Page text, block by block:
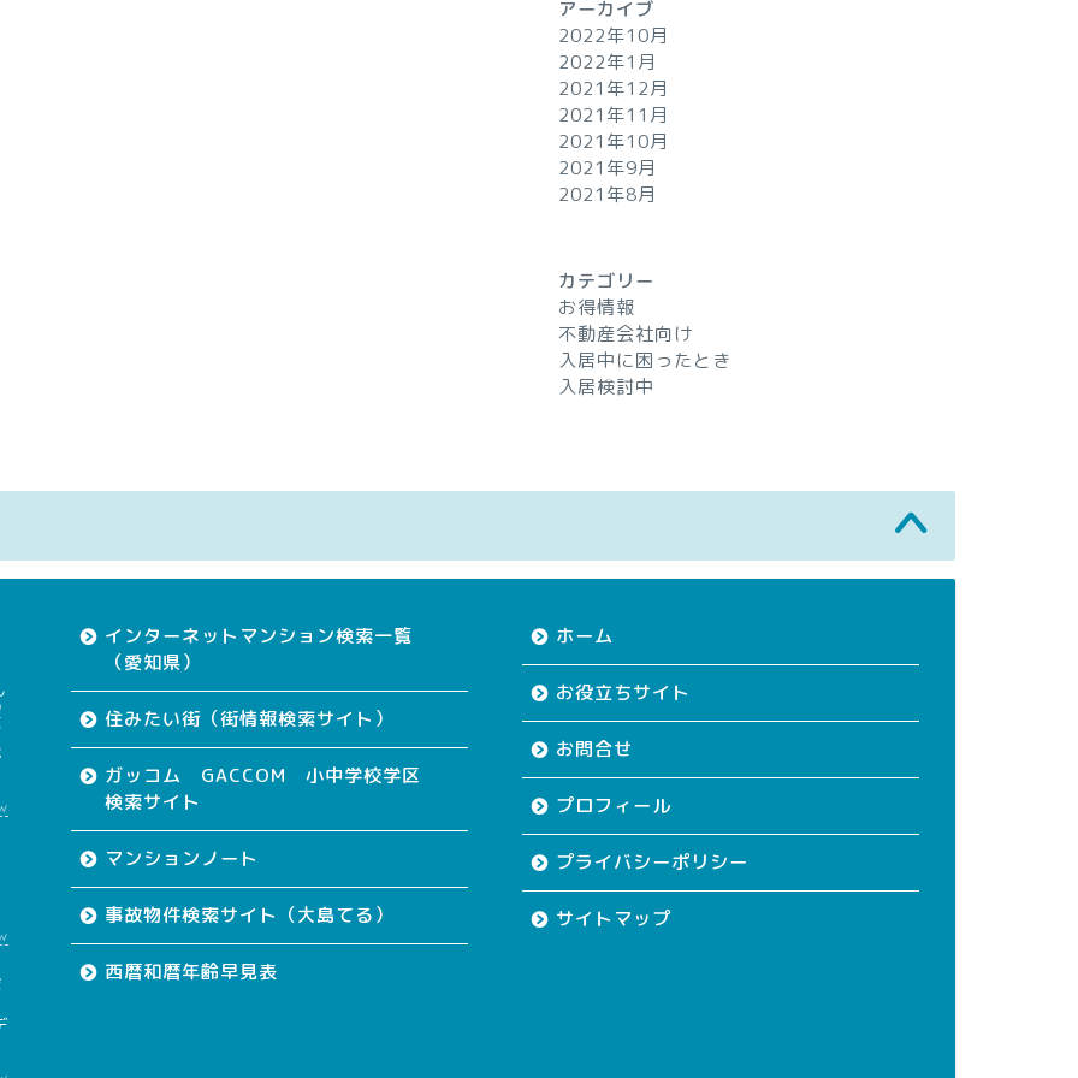
アーカイブ
2022年10月
2022年1月
2021年12月
2021年11月
2021年10月
2021年9月
2021年8月
カテゴリー
お得情報
不動産会社向け
入居中に困ったとき
入居検討中
インターネットマンション検索一覧
（愛知県）
住みたい街（街情報検索サイト）
ガッコム GACCOM 小中学校学区
検索サイト
マンションノート
事故物件検索サイト（大島てる）
西暦和暦年齢早見表
ホーム
お役立ちサイト
お問合せ
プロフィール
プライバシーポリシー
サイトマップ